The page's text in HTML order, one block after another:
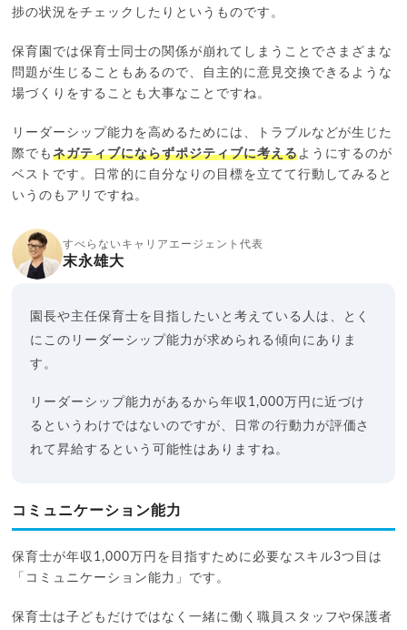
捗の状況をチェックしたりというものです。
保育園では保育士同士の関係が崩れてしまうことでさまざまな
問題が生じることもあるので、自主的に意見交換できるような
場づくりをすることも大事なことですね。
リーダーシップ能力を高めるためには、トラブルなどが生じた
際でもネガティブにならずポジティブに考えるようにするのが
ベストです。日常的に自分なりの目標を立てて行動してみると
いうのもアリですね。
すべらないキャリアエージェント代表
末永雄大
園長や主任保育士を目指したいと考えている人は、とく
にこのリーダーシップ能力が求められる傾向にありま
す。
リーダーシップ能力があるから年収1,000万円に近づけ
るというわけではないのですが、日常の行動力が評価さ
れて昇給するという可能性はありますね。
コミュニケーション能力
保育士が年収1,000万円を目指すために必要なスキル3つ目は
「コミュニケーション能力」です。
保育士は子どもだけではなく一緒に働く職員スタッフや保護者